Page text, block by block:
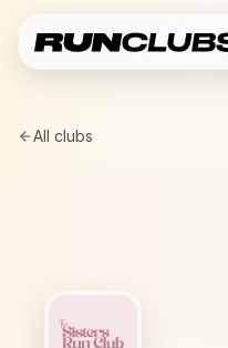
All clubs